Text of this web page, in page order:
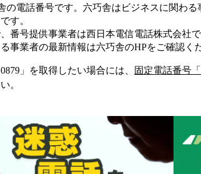
の電話番号です。 六巧舎は ビジネスに関わる
です。
番号提供事業者は西日本電信電話株式会社
事業者の最新情報は六巧舎のHPをご確認く
0879 」を取得したい場合には、 固定電話番号「
。